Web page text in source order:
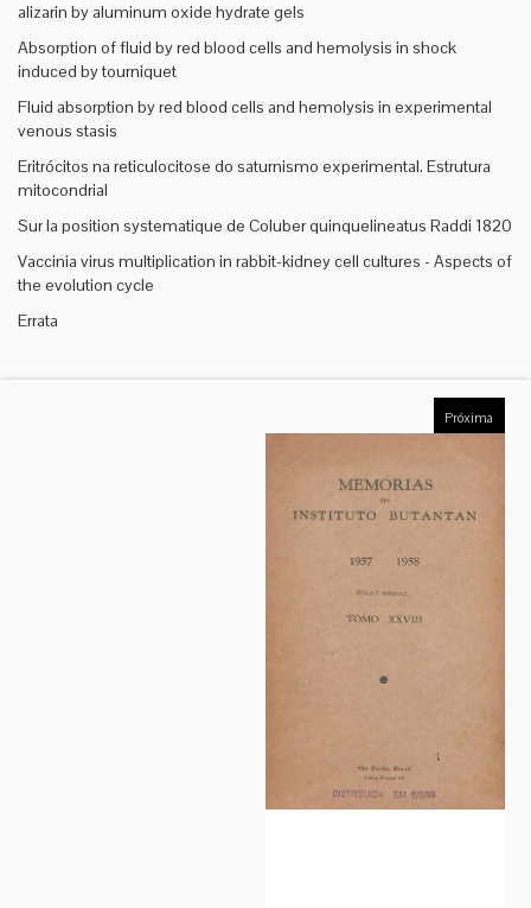
alizarin by aluminum oxide hydrate gels
Absorption of fluid by red blood cells and hemolysis in shock
induced by tourniquet
Fluid absorption by red blood cells and hemolysis in experimental
venous stasis
Eritrócitos na reticulocitose do saturnismo experimental. Estrutura
mitocondrial
Sur la position systematique de Coluber quinquelineatus Raddi 1820
Vaccinia virus multiplication in rabbit-kidney cell cultures - Aspects of
the evolution cycle
Errata
Próxima